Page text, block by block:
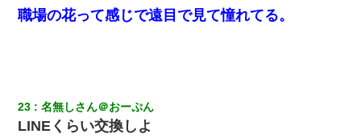
職場の花って感じで遠目で見て憧れてる。
23 名無しさん＠おーぷん
LINEくらい交換しよ